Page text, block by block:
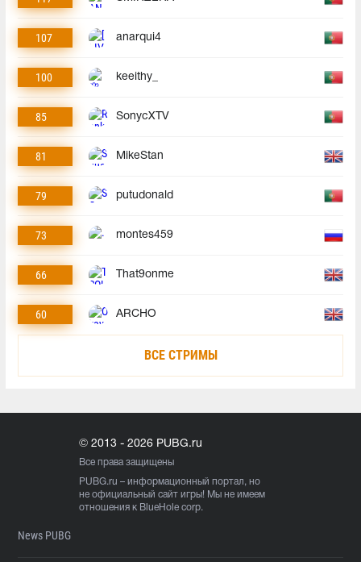
107 anarqui4
100 keeithy_
85 SonycXTV
81 MikeStan
79 putudonald
73 montes459
66 That9onme
60 ARCHO
ВСЕ СТРИМЫ
© 2013 - 2026 PUBG.ru
Все права защищены
PUBG.ru – информационный портал, но
не официальный сайт игры! Мы не имеем
отношения к BlueHole corp.
News PUBG